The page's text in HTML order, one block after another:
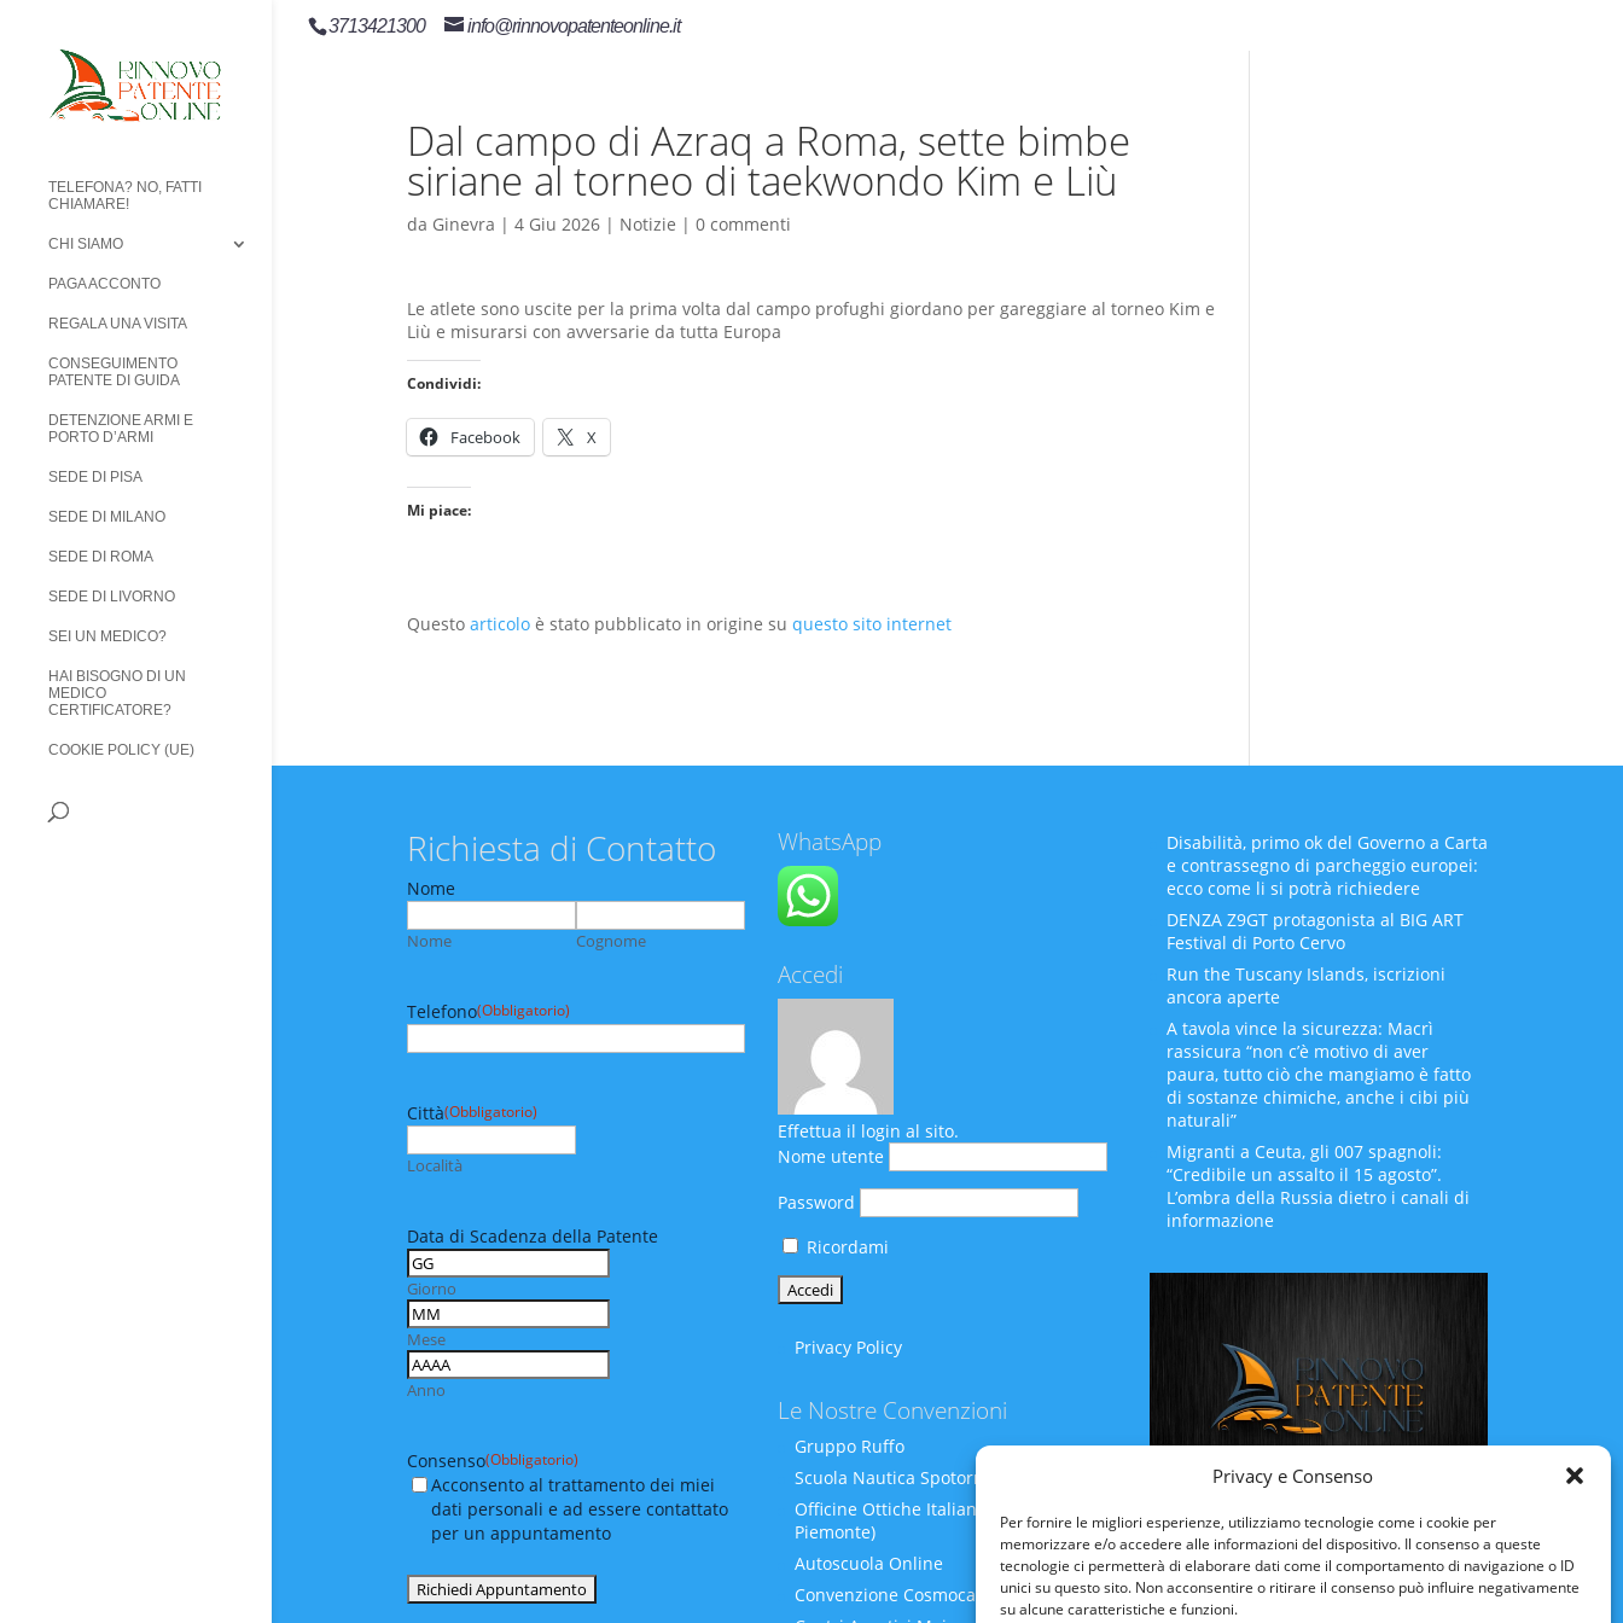
Privacy e Consenso
Per fornire le migliori esperienze, utilizziamo tecnologie come i cookie per
memorizzare e/o accedere alle informazioni del dispositivo. Il consenso a queste
tecnologie ci permetterà di elaborare dati come il comportamento di navigazione o ID
unici su questo sito. Non acconsentire o ritirare il consenso può influire negativamente
su alcune caratteristiche e funzioni.
3713421300 info@rinnovopatenteonline.it
TELEFONA? NO, FATTI
CHIAMARE!
CHI SIAMO
PAGA ACCONTO
REGALA UNA VISITA
CONSEGUIMENTO
PATENTE DI GUIDA
DETENZIONE ARMI E
PORTO D’ARMI
SEDE DI PISA
SEDE DI MILANO
SEDE DI ROMA
SEDE DI LIVORNO
SEI UN MEDICO?
HAI BISOGNO DI UN
MEDICO
CERTIFICATORE?
COOKIE POLICY (UE)
Dal campo di Azraq a Roma, sette bimbe
siriane al torneo di taekwondo Kim e Liù
da Ginevra | 4 Giu 2026| Notizie | 0 commenti
Le atlete sono uscite per la prima volta dal campo profughi giordano per gareggiare al torneo Kim e
Liù e misurarsi con avversarie da tutta Europa
Condividi:
Facebook X
Mi piace:
Questo articoloè stato pubblicato in origine su questo sito internet
Richiesta di Contatto
Nome
Nome Cognome
Telefono(Obbligatorio)
Città(Obbligatorio)
Località
Data di Scadenza della Patente
Giorno
Mese
Anno
Consenso(Obbligatorio)
Acconsento al trattamento dei miei
dati personali e ad essere contattato
per un appuntamento
WhatsApp
Accedi
Effettua il login al sito.
Nome utente
Password
Ricordami
Privacy Policy
Le Nostre Convenzioni
Gruppo Ruffo
Scuola Nautica Spotornoli
Officine Ottiche Italiane (Liguria-
Piemonte)
Autoscuola Online
Convenzione Cosmocare
Disabilità, primo ok del Governo a Carta
e contrassegno di parcheggio europei:
ecco come li si potrà richiedere
DENZA Z9GT protagonista al BIG ART
Festival di Porto Cervo
Run the Tuscany Islands, iscrizioni
ancora aperte
A tavola vince la sicurezza: Macrì
rassicura “non c’è motivo di aver
paura, tutto ciò che mangiamo è fatto
di sostanze chimiche, anche i cibi più
naturali”
Migranti a Ceuta, gli 007 spagnoli:
“Credibile un assalto il 15 agosto”.
L’ombra della Russia dietro i canali di
informazione
Rinnovo Patente Online